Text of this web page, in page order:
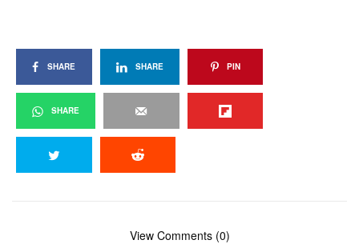
SHARE SHARE PIN
SHARE
View Comments (0)